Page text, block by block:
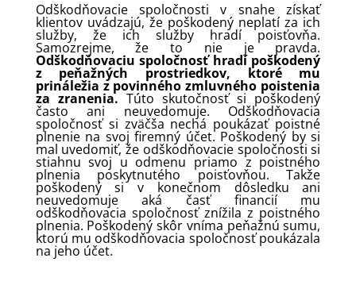
Odškodňovacie spoločnosti v snahe získať
klientov uvádzajú, že poškodený neplatí za ich
služby, že ich služby hradí poisťovňa.
Samozrejme, že to nie je pravda.
Odškodňovaciu spoločnosť hradí poškodený
z peňažných prostriedkov, ktoré mu
prináležia z povinného zmluvného poistenia
za zranenia. Túto skutočnosť si poškodený
často ani neuvedomuje. Odškodňovacia
spoločnosť si zväčša nechá poukázať poistné
plnenie na svoj firemný účet. Poškodený by si
mal uvedomiť, že odškodňovacie spoločnosti si
stiahnu svoj u odmenu priamo z poistného
plnenia poskytnutého poisťovňou. Takže
poškodený si v konečnom dôsledku ani
neuvedomuje aká časť financií mu
odškodňovacia spoločnosť znížila z poistného
plnenia. Poškodený skôr vníma peňažnú sumu,
ktorú mu odškodňovacia spoločnosť poukázala
na jeho účet.